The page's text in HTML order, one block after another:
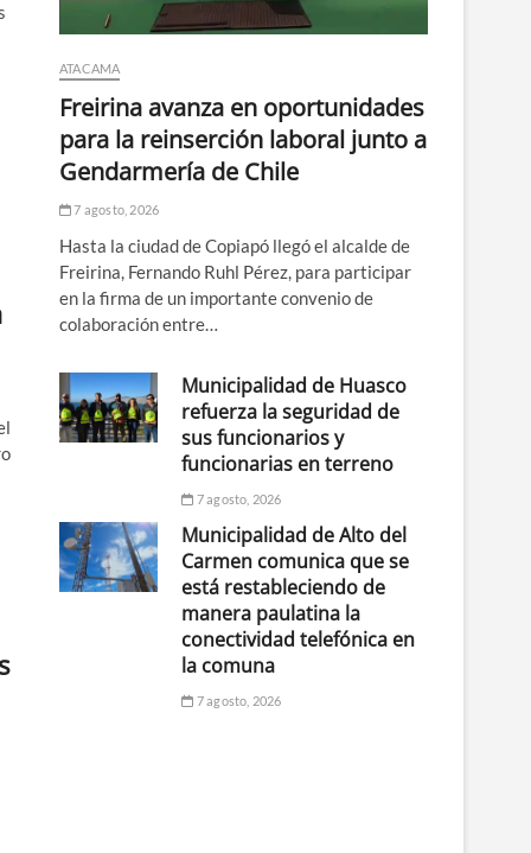
ATACAMA
Freirina avanza en oportunidades
para la reinserción laboral junto a
Gendarmería de Chile
7 agosto, 2026
Hasta la ciudad de Copiapó llegó el alcalde de
Freirina, Fernando Ruhl Pérez, para participar
en la firma de un importante convenio de
colaboración entre…
Municipalidad de Huasco
refuerza la seguridad de
sus funcionarios y
funcionarias en terreno
7 agosto, 2026
Municipalidad de Alto del
Carmen comunica que se
está restableciendo de
manera paulatina la
conectividad telefónica en
la comuna
7 agosto, 2026